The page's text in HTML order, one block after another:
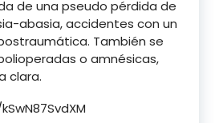
de una pseudo pérdida de
abasia, accidentes con un
También se
o amnésicas,
clara.